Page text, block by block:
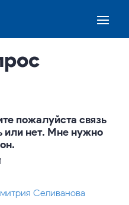
пожалуйста связь
или нет. Мне нужно
Селиванова